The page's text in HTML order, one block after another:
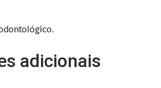
adicionais